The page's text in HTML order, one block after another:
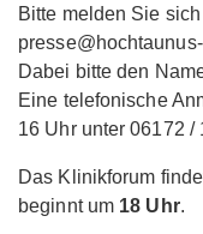
Bitte melden Sie
Dabei bitte den
Eine telefonische
16 Uhr unter 06172 /
Das Klinikforum
beginnt um 18 Uhr.